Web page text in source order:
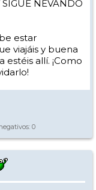
NEVANDO
estar
viajáis y buena
allí. ¡Como
0